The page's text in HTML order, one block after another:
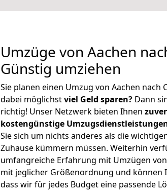
Umzüge von Aachen
Günstig umziehen
Sie planen einen Umzug von Aachen nach
dabei möglichstviel Geld sparen? Dann
richtig! Unser Netzwerk bieten Ihnen
kostengünstige
Sie sich um nichts anderes als die
Zuhause kümmern müssen. Weiterhin
umfangreiche Erfahrung mit Umzügen
mit jeglicher Größenordnung und können
dass wir für jedes Budget eine passende